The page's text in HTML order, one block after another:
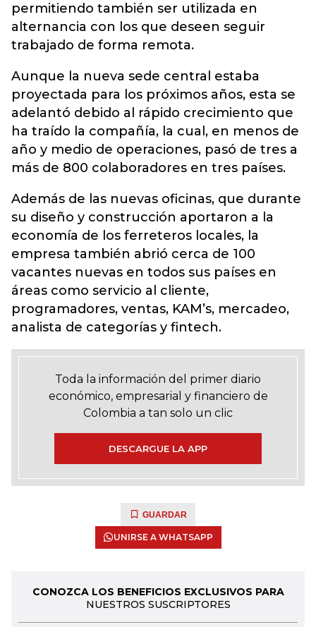
permitiendo también ser utilizada en
alternancia con los que deseen seguir
trabajado de forma remota.
Aunque la nueva sede central estaba
proyectada para los próximos años, esta se
adelantó debido al rápido crecimiento que
ha traído la compañía, la cual, en menos de
año y medio de operaciones, pasó de tres a
más de 800 colaboradores en tres países.
Además de las nuevas oficinas, que durante
su diseño y construcción aportaron a la
economía de los ferreteros locales, la
empresa también abrió cerca de 100
vacantes nuevas en todos sus países en
áreas como servicio al cliente,
programadores, ventas, KAM’s, mercadeo,
analista de categorías y fintech.
Toda la información del primer diario
económico, empresarial y financiero de
Colombia a tan solo un clic
DESCARGUE LA APP
GUARDAR
UNIRSE A WHATSAPP
CONOZCA LOS BENEFICIOS EXCLUSIVOS PARA
NUESTROS SUSCRIPTORES